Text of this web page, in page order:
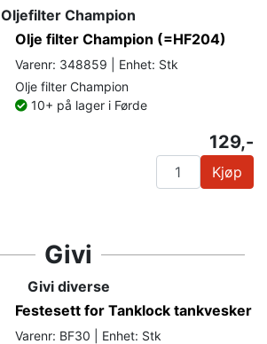
Oljefilter Champion
Olje filter Champion (=HF204)
Varenr: 348859 | Enhet: Stk
Olje filter Champion
10+ på lager i Førde
129,-
Kjøp
Givi
Givi diverse
Festesett for Tanklock tankvesker
Varenr: BF30 | Enhet: Stk